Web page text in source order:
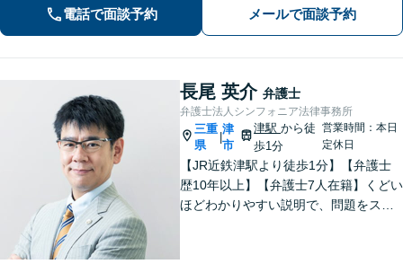
改善・解決を目指します
電話で面談予約 メールで面談予約
長尾 英介 弁護士
弁護士法人シンフォニア法律事務所
三重
県
|
津
市
津駅から徒
歩1分
営業時間：本日
定休日
【JR近鉄津駅より徒歩1分】【弁護士
歴10年以上】【弁護士7人在籍】くどい
ほどわかりやすい説明で、問題をスム